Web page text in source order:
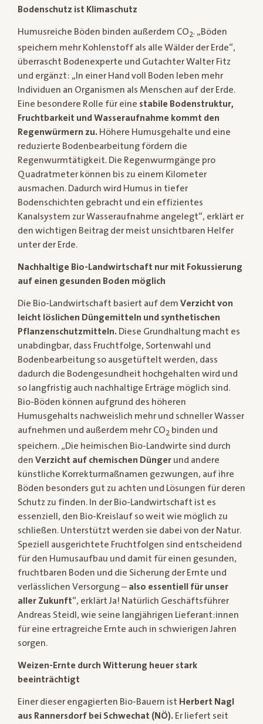
Bodenschutz ist Klimaschutz
Humusreiche Böden binden außerdem CO2. „Böden
speichern mehr Kohlenstoff als alle Wälder der Erde“,
überrascht Bodenexperte und Gutachter Walter Fitz
und ergänzt: „In einer Hand voll Boden leben mehr
Individuen an Organismen als Menschen auf der Erde.
Eine besondere Rolle für eine stabile Bodenstruktur,
Fruchtbarkeit und Wasseraufnahme kommt den
Regenwürmern zu. Höhere Humusgehalte und eine
reduzierte Bodenbearbeitung fördern die
Regenwurmtätigkeit. Die Regenwurmgänge pro
Quadratmeter können bis zu einem Kilometer
ausmachen. Dadurch wird Humus in tiefer
Bodenschichten gebracht und ein effizientes
Kanalsystem zur Wasseraufnahme angelegt“, erklärt er
den wichtigen Beitrag der meist unsichtbaren Helfer
unter der Erde.
Nachhaltige Bio-Landwirtschaft nur mit Fokussierung
auf einen gesunden Boden möglich
Die Bio-Landwirtschaft basiert auf dem Verzicht von
leicht löslichen Düngemitteln und synthetischen
Pflanzenschutzmitteln. Diese Grundhaltung macht es
unabdingbar, dass Fruchtfolge, Sortenwahl und
Bodenbearbeitung so ausgetüftelt werden, dass
dadurch die Bodengesundheit hochgehalten wird und
so langfristig auch nachhaltige Erträge möglich sind.
Bio-Böden können aufgrund des höheren
Humusgehalts nachweislich mehr und schneller Wasser
aufnehmen und außerdem mehr CO2 binden und
speichern. „Die heimischen Bio-Landwirte sind durch
den Verzicht auf chemischen Dünger und andere
künstliche Korrekturmaßnamen gezwungen, auf ihre
Böden besonders gut zu achten und Lösungen für deren
Schutz zu finden. In der Bio-Landwirtschaft ist es
essenziell, den Bio-Kreislauf so weit wie möglich zu
schließen. Unterstützt werden sie dabei von der Natur.
Speziell ausgerichtete Fruchtfolgen sind entscheidend
für den Humusaufbau und damit für einen gesunden,
fruchtbaren Boden und die Sicherung der Ernte und
verlässlichen Versorgung – also essentiell für unser
aller Zukunft“, erklärt Ja! Natürlich Geschäftsführer
Andreas Steidl, wie seine langjährigen Lieferant:innen
für eine ertragreiche Ernte auch in schwierigen Jahren
sorgen.
Weizen-Ernte durch Witterung heuer stark
beeinträchtigt
Einer dieser engagierten Bio-Bauern ist Herbert Nagl
aus Rannersdorf bei Schwechat (NÖ). Er liefert seit